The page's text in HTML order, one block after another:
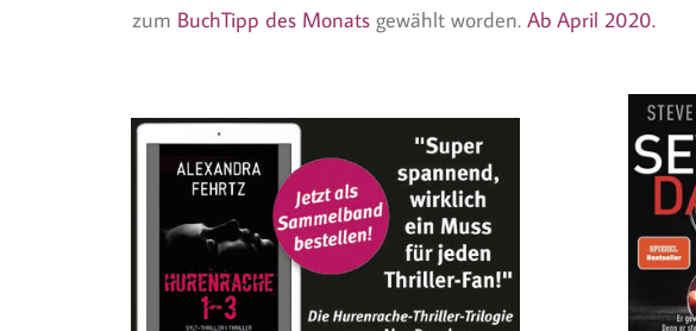
zum BuchTipp des Monatsgewählt worden.Ab April 2020.